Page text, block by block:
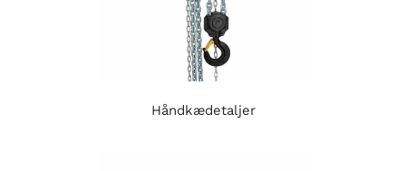
Håndkædetaljer